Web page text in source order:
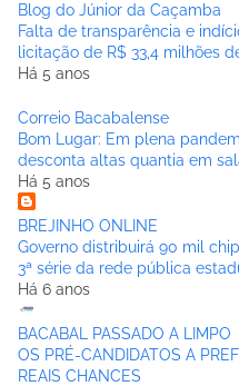
Blog do Júnior da Caçamba
Falta de transparência e
licitação de R$ 33,4 milhões
Há 5 anos
Correio Bacabalense
Bom Lugar: Em plena
desconta altas quantia em
Há 5 anos
BREJINHO ONLINE
Governo distribuirá 90 mil
3ª série da rede pública
Há 6 anos
BACABAL PASSADO A LIMPO
OS PRÉ-CANDIDATOS A
REAIS CHANCES